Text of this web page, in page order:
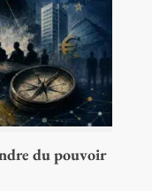
du pouvoir